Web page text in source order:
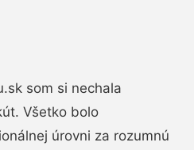
som si nechala
Všetko bolo
úrovni za rozumnú